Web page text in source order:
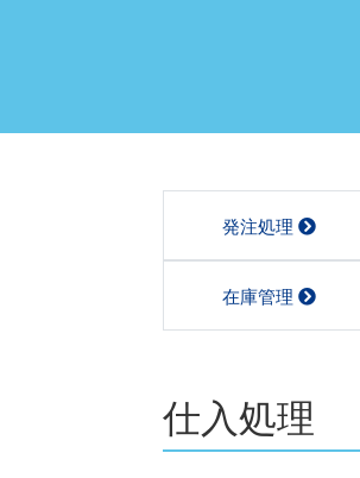
発注処理
在庫管理
仕入処理